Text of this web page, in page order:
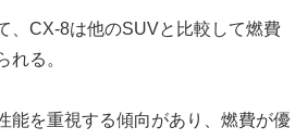
、CX-8は他のSUVと比較して燃費
れる。
能を重視する傾向があり、燃費が優